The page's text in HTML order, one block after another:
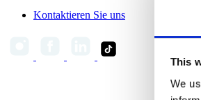
This
We
Kontaktieren Sie uns